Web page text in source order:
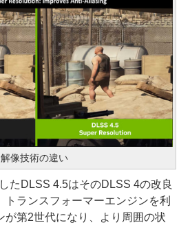
像技術の違い
たDLSS 4.5はそのDLSS 4の改良
トランスフォーマーエンジンを利
が第2世代になり、より周囲の状